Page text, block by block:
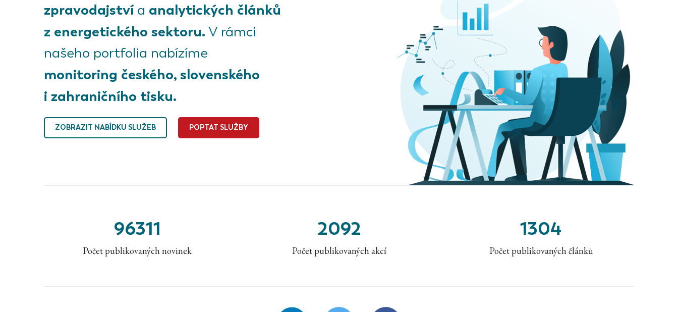
zpravodajstvía analytických článků
z energetického sektoru. V rámci
našeho portfolia nabízíme
monitoring českého, slovenského
i zahraničního tisku.
ZOBRAZIT NABÍDKU SLUŽEB POPTAT SLUŽBY
96311
Počet publikovaných novinek
2092
Počet publikovaných akcí
1304
Počet publikovaných článků